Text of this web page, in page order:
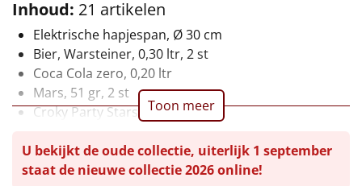
Mannen
Vrouwen
Duurzaam
Leuke
Inhoud: 21 artikelen
Elektrische hapjespan, Ø 30 cm
Bier, Warsteiner, 0,30 ltr, 2 st
Coca Cola zero, 0,20 ltr
Mars, 51 gr, 2 st
Croky Party Stars, 80 gr
Grissini broodstengels, 125 gr
Tomatensoep, 450 ml
Toon meer
U bekijkt de oude collectie, uiterlijk 1 september
staat de nieuwe collectie 2026 online!